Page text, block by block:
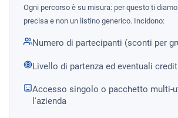
Ogni percorso è su misura: per questo ti
precisa e non un listino generico. Incidono:
Numero di partecipanti (sconti per
Livello di partenza ed eventuali
Accesso singolo o pacchetto multi-
l'azienda